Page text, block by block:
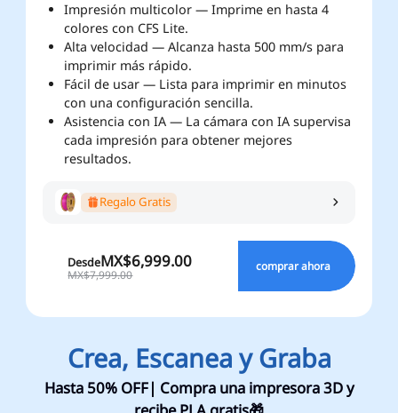
Impresión multicolor — Imprime en hasta 4
colores con CFS Lite.
Alta velocidad — Alcanza hasta 500 mm/s para
imprimir más rápido.
Fácil de usar — Lista para imprimir en minutos
con una configuración sencilla.
Asistencia con IA — La cámara con IA supervisa
cada impresión para obtener mejores
resultados.
Regalo Gratis
MX$7,999.00
DesdeMX$6,999.00 comprar ahora